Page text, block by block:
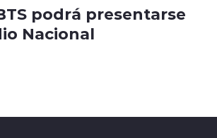
podrá presentarse
Nacional